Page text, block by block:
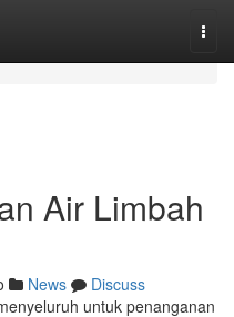
Air Limbah
News
Discuss
untuk penanganan